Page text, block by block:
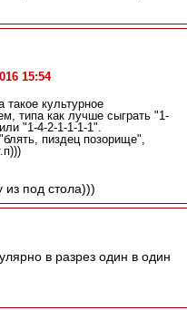
15:54
такое культурное
типа как лучше сыграть "1-
"1-4-2-1-1-1-1".
пиздец позорище",
под стола)))
в разрез один в один